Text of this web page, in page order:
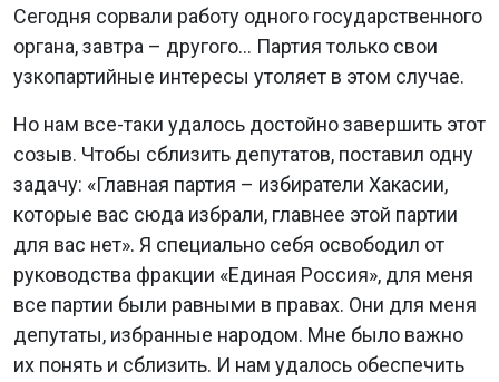
Сегодня сорвали работу одного государственного
органа, завтра – другого... Партия только свои
узкопартийные интересы утоляет в этом случае.
Но нам все-таки удалось достойно завершить этот
созыв. Чтобы сблизить депутатов, поставил одну
задачу: «Главная партия – избиратели Хакасии,
которые вас сюда избрали, главнее этой партии
для вас нет». Я специально себя освободил от
руководства фракции «Единая Россия», для меня
все партии были равными в правах. Они для меня
депутаты, избранные народом. Мне было важно
их понять и сблизить. И нам удалось обеспечить